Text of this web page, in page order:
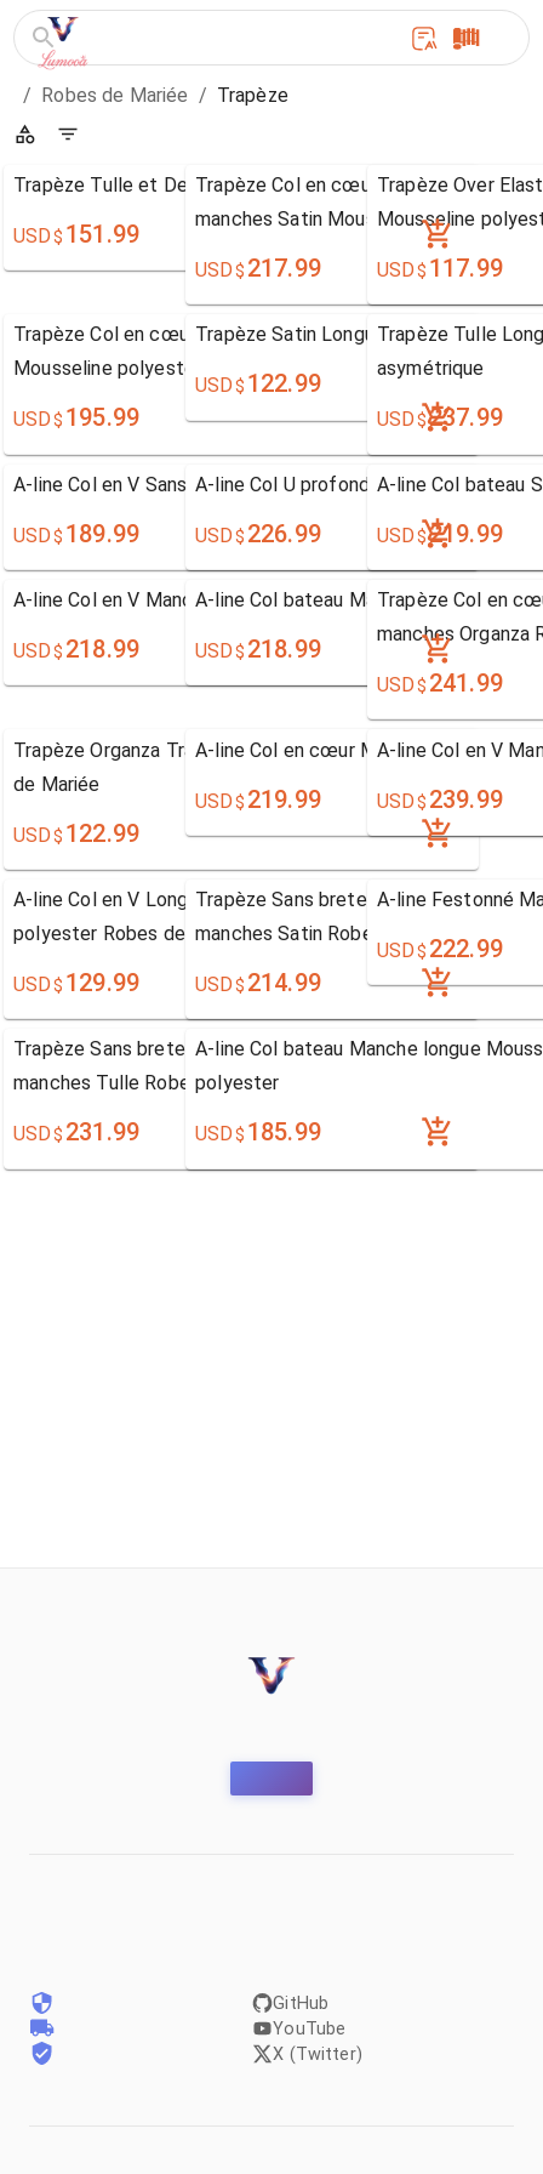
/ Robes de Mariée / Trapèze
Trapèze Tulle et Dentelle Sans bretelles
USD$ 151.99
Trapèze Col en cœur Longueur ras du
manches Satin Mousseline polyester
USD$ 217.99
Trapèze Over
Mousseline
USD$ 117.99
Trapèze Col en cœur Traîne moyenne Sans manches
Mousseline polyester
USD$ 195.99
Trapèze Satin Longueur genou Col
USD$ 122.99
Trapèze Tulle
asymétrique
USD$237.99
A-line Col en V Sans manches Dentelle
USD$ 189.99
A-line Col U profond Manche longue
USD$ 226.99
A-line Col bateau
USD$219.99
A-line Col en V Manche longue Tulle
USD$ 218.99
A-line Col bateau Manche longue
USD$ 218.99
Trapèze Col en
manches Organza
USD$ 241.99
Trapèze Organza Traîne asymétrique Col en V Robe
de Mariée
USD$ 122.99
A-line Col en cœur Manche longue
USD$ 219.99
A-line Col en V
USD$ 239.99
A-line Col en V Longueur ras du sol Mousseline
polyester Robes de Mariage
USD$ 129.99
Trapèze Sans bretelles Traîne mi-
manches Satin Robe de Mariée
USD$ 214.99
A-line Festonné
USD$ 222.99
Trapèze Sans bretelles Traîne mi-longue Sans
manches Tulle Robe de Mariée
USD$ 231.99
A-line Col bateau Manche longue
polyester
USD$ 185.99
GitHub
YouTube
X (Twitter)